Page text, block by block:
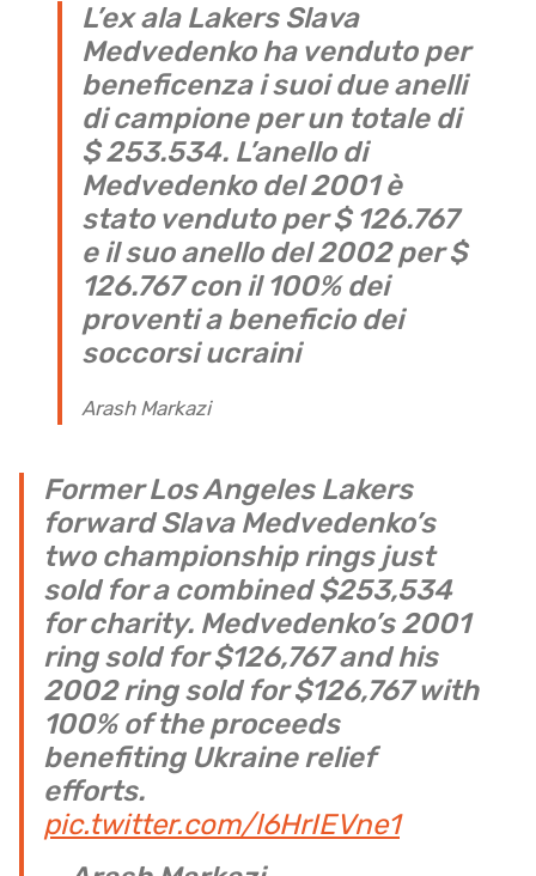
L’ex ala Lakers Slava
Medvedenko ha venduto per
beneficenza i suoi due anelli
di campione per un totale di
$ 253.534. L’anello di
Medvedenko del 2001 è
stato venduto per $ 126.767
e il suo anello del 2002 per $
126.767 con il 100% dei
proventi a beneficio dei
soccorsi ucraini
Arash Markazi
Former Los Angeles Lakers
forward Slava Medvedenko’s
two championship rings just
sold for a combined $253,534
for charity. Medvedenko’s 2001
ring sold for $126,767 and his
2002 ring sold for $126,767 with
100% of the proceeds
benefiting Ukraine relief
efforts.
pic.twitter.com/l6HrIEVne1